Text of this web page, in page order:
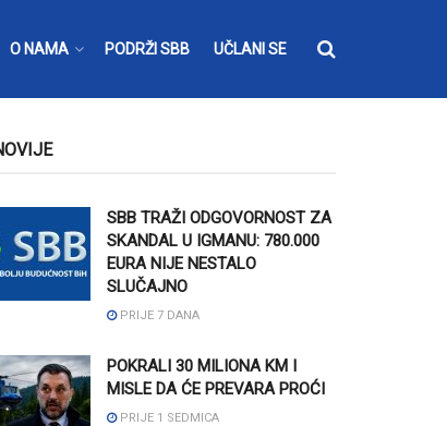
O NAMA PODRŽI SBB UČLANI SE
SBB TRAŽI ODGOVORNOST ZA
SKANDAL U IGMANU: 780.000
EURA NIJE NESTALO
SLUČAJNO
PRIJE 7 DANA
POKRALI 30 MILIONA KM I
MISLE DA ĆE PREVARA PROĆI
PRIJE 1 SEDMICA